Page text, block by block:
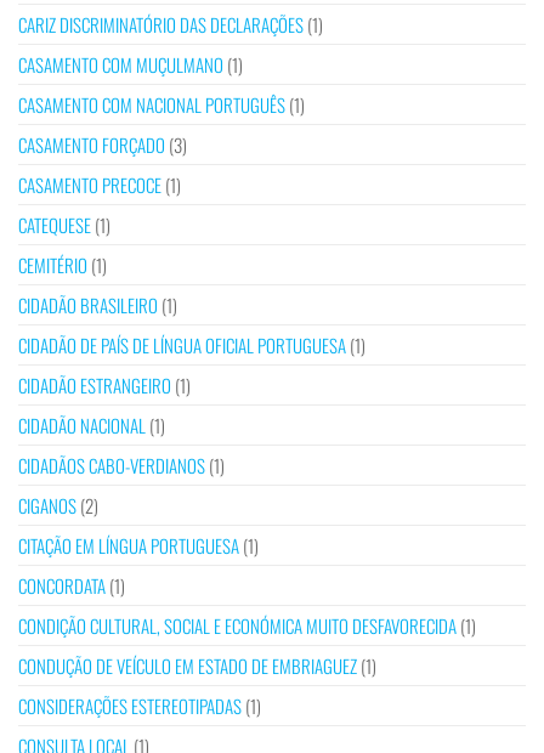
CARIZ DISCRIMINATÓRIO DAS DECLARAÇÕES(1)
CASAMENTO COM MUÇULMANO (1)
CASAMENTO COM NACIONAL PORTUGUÊS(1)
CASAMENTO FORÇADO (3)
CASAMENTO PRECOCE(1)
CATEQUESE(1)
CEMITÉRIO (1)
CIDADÃO BRASILEIRO (1)
CIDADÃO DE PAÍS DE LÍNGUA OFICIAL PORTUGUESA(1)
CIDADÃO ESTRANGEIRO (1)
CIDADÃO NACIONAL (1)
CIDADÃOS CABO-VERDIANOS(1)
CIGANOS(2)
CITAÇÃO EM LÍNGUA PORTUGUESA(1)
CONCORDATA(1)
CONDIÇÃO CULTURAL, SOCIAL E ECONÓMICA MUITO DESFAVORECIDA(1)
CONDUÇÃO DE VEÍCULO EM ESTADO DE EMBRIAGUEZ(1)
CONSIDERAÇÕES ESTEREOTIPADAS(1)
CONSULTA LOCAL (1)